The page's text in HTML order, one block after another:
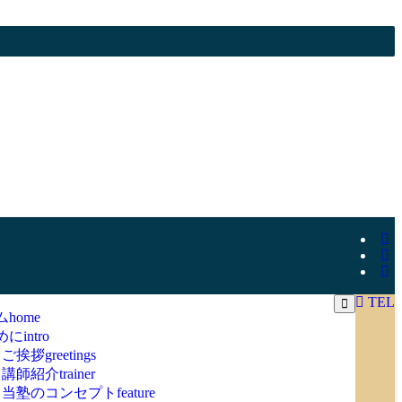
home
にintro
ご挨拶greetings
講師紹介trainer
当塾のコンセプト feature
TEL